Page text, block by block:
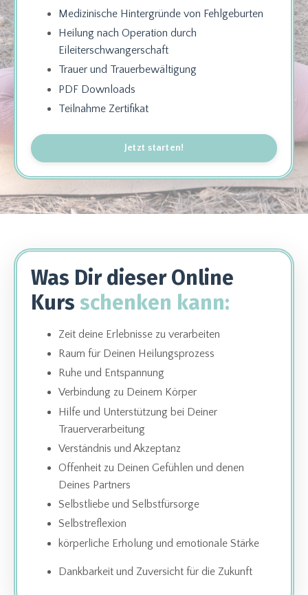
Medizinische Hintergründe von Fehlgeburten
Heilung nach Operation durch
Eileiterschwangerschaft
Trauer und Trauerbewältigung
PDF Downloads
Teilnahme Zertifikat
Jetzt starten!
Was Dir dieser Online
Kurs schenken kann:
Zeit deine Erlebnisse zu verarbeiten
Raum für Deinen Heilungsprozess
Ruhe und Entspannung
Verbindung zu Deinem Körper
Hilfe und Unterstützung bei Deiner
Trauerverarbeitung
Verständnis und Akzeptanz
Offenheit zu Deinen Gefühlen und denen
Deines Partners
Selbstliebe und Selbstfürsorge
Selbstreflexion
körperliche Erholung und emotionale Stärke
Dankbarkeit und Zuversicht für die Zukunft